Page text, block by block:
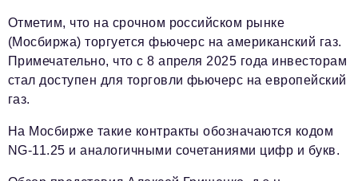
Отметим, что на срочном российском рынке
(Мосбиржа) торгуется фьючерс на американский газ.
Примечательно, что с 8 апреля 2025 года инвесторам
стал доступен для торговли фьючерс на европейский
газ.
На Мосбирже такие контракты обозначаются кодом
NG-11.25 и аналогичными сочетаниями цифр и букв.